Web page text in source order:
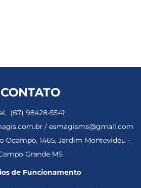
CONTATO
(67) 98428-5541
/ esmagisms@gmail.com
Ocampo, 1465, Jardim Montevidéu –
Grande MS
de Funcionamento